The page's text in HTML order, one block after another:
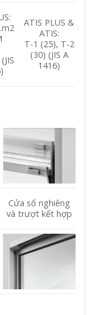
ATIS PLUS &
ATIS:
T-1 (25), T-2
(30) (JIS A
1416)
Cửa sổ nghiêng
và trượt kết hợp